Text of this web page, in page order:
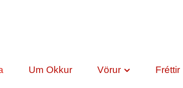
Um Okkur Vörur Fréttir